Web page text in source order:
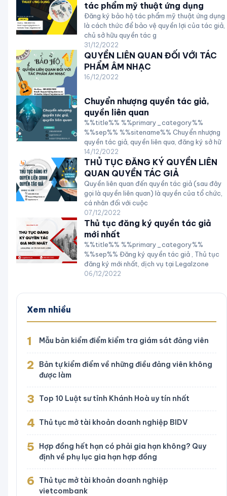
tác phẩm mỹ thuật ứng dụng
Đăng ký bảo hộ tác phẩm mỹ thuật ứng dụng
là cách thức để bảo vệ quyền lợi của tác giả,
chủ sở hữu quyền tác g
31/12/2022
QUYỀN LIÊN QUAN ĐỐI VỚI TÁC
PHẨM ÂM NHẠC
16/12/2022
Chuyển nhượng quyền tác giả,
quyền liên quan
%%title%% %%primary_category%%
%%sep%% %%sitename%% Chuyển nhượng
quyền tác giả, quyền liên qua, đăng ký sở hữ
14/12/2022
THỦ TỤC ĐĂNG KÝ QUYỀN LIÊN
QUAN QUYỀN TÁC GIẢ
Quyền liên quan đến quyền tác giả (sau đây
gọi là quyền liên quan) là quyền của tổ chức,
cá nhân đối với cuộc
07/12/2022
Thủ tục đăng ký quyền tác giả
mới nhất
%%title%% %%primary_category%%
%%sep%% Đăng ký quyền tác giả , Thủ tục
đăng ký mới nhất, dịch vụ tại Legalzone
06/12/2022
Xem nhiều
1 Mẫu bản kiểm điểm kiểm tra giám sát đảng viên
2
Bản tự kiểm điểm về những điều đảng viên không
được làm
3 Top 10 Luật sư tỉnh Khánh Hoà uy tín nhất
4 Thủ tục mở tài khoản doanh nghiệp BIDV
5
Hợp đồng hết hạn có phải gia hạn không? Quy
định về phụ lục gia hạn hợp đồng
6
Thủ tục mở tài khoản doanh nghiệp
vietcombank